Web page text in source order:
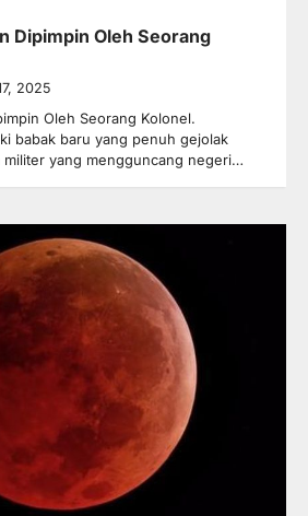
Dipimpin Oleh Seorang
2025
Oleh Seorang Kolonel.
babak baru yang penuh gejolak
militer yang mengguncang negeri…